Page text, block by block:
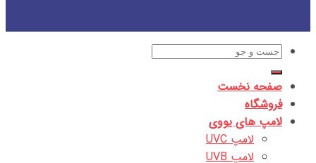
جستجو
برای:
صفحه نخست
فروشگاه
لامپ های یووی
لامپ UVC
لامپ UVB